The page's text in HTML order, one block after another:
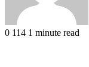
0 114 1 minute read